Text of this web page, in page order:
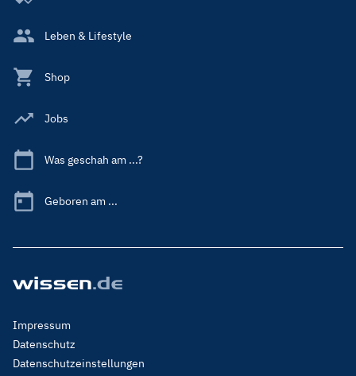
Leben & Lifestyle
Shop
Jobs
Was geschah am ...?
Geboren am ...
Footer
Menu
Legal
Impressum
Datenschutz
Datenschutzeinstellungen